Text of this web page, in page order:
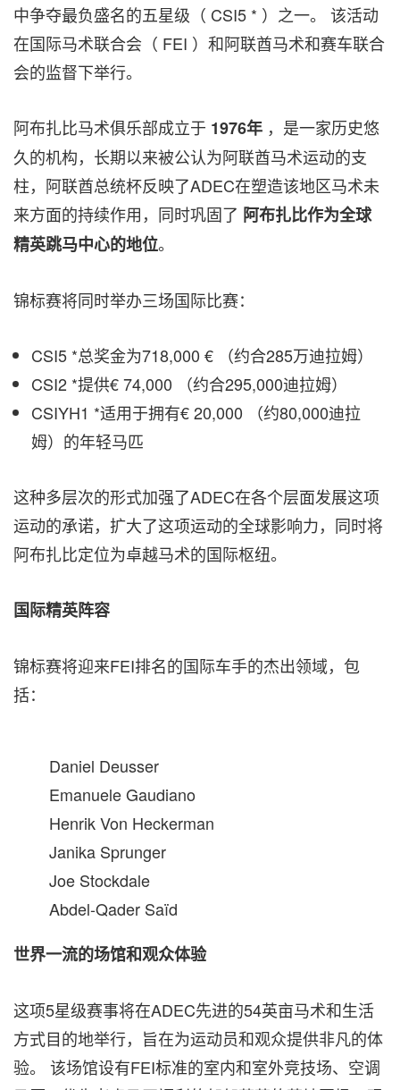
中争夺最负盛名的五星级（ CSI5 * ）之一。 该活动
在国际马术联合会（ FEI ）和阿联酋马术和赛车联合
会的监督下举行。
阿布扎比马术俱乐部成立于 1976年 ，是一家历史悠
久的机构，长期以来被公认为阿联酋马术运动的支
柱，阿联酋总统杯反映了ADEC在塑造该地区马术未
来方面的持续作用，同时巩固了 阿布扎比作为全球
精英跳马中心的地位。
锦标赛将同时举办三场国际比赛：
CSI5 *总奖金为718,000 € （约合285万迪拉姆）
CSI2 *提供€ 74,000 （约合295,000迪拉姆）
CSIYH1 *适用于拥有€ 20,000 （约80,000迪拉
姆）的年轻马匹
这种多层次的形式加强了ADEC在各个层面发展这项
运动的承诺，扩大了这项运动的全球影响力，同时将
阿布扎比定位为卓越马术的国际枢纽。
国际精英阵容
锦标赛将迎来FEI排名的国际车手的杰出领域，包
括：
Daniel Deusser
Emanuele Gaudiano
Henrik Von Heckerman
Janika Sprunger
Joe Stockdale
Abdel-Qader Saïd
世界一流的场馆和观众体验
这项5星级赛事将在ADEC先进的54英亩马术和生活
方式目的地举行，旨在为运动员和观众提供非凡的体
验。 该场馆设有FEI标准的室内和室外竞技场、空调